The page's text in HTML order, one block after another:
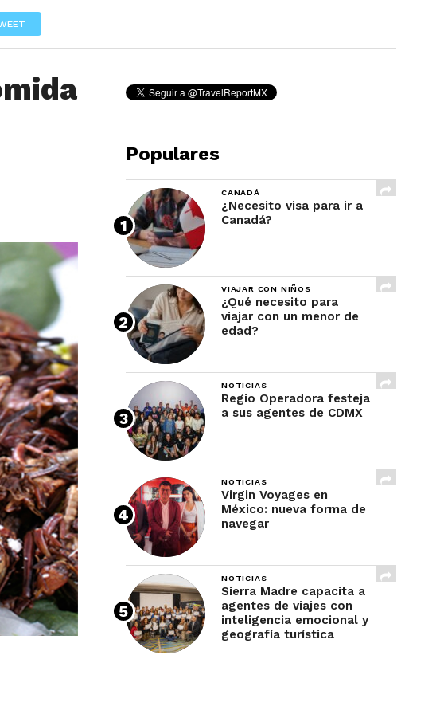
Populares
CANADÁ
¿Necesito visa para ir a
Canadá?
VIAJAR CON NIÑOS
¿Qué necesito para
viajar con un menor de
edad?
NOTICIAS
Regio Operadora festeja
a sus agentes de CDMX
NOTICIAS
Virgin Voyages en
México: nueva forma de
navegar
NOTICIAS
Sierra Madre capacita a
agentes de viajes con
inteligencia emocional y
geografía turística